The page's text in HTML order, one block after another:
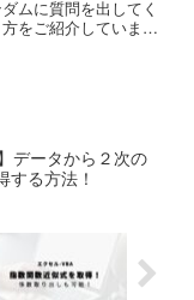
ムに質問を出してく
をご紹介していま
データから２次の
する方法！